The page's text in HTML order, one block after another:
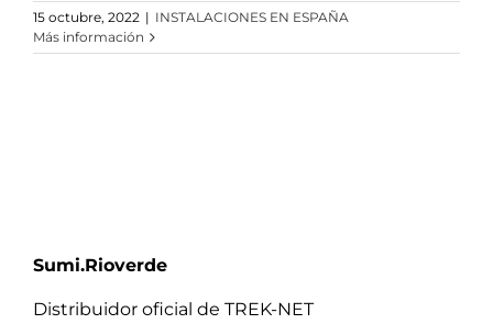
15 octubre, 2022 | INSTALACIONES EN ESPAÑA
Más información
Sumi.Rioverde
Distribuidor oficial de TREK-NET